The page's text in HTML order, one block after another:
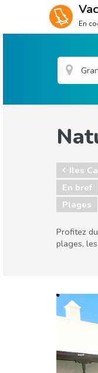
En
Iles
En bref
Plages
Profitez
plages,
Cuisine